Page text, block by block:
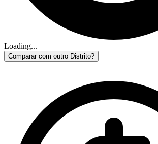
Loading...
Comparar com outro Distrito?